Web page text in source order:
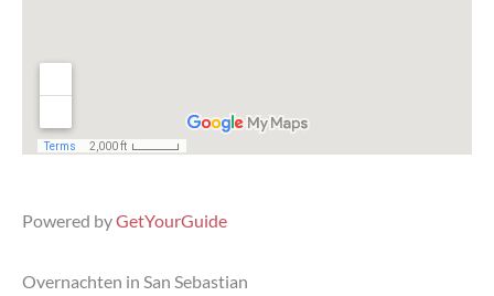
Powered byGetYourGuide
Overnachten in San Sebastian